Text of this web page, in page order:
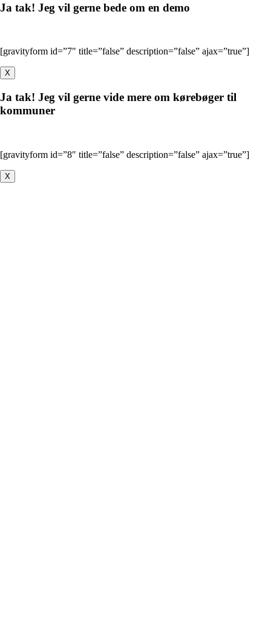
Ja tak! Jeg vil gerne bede om en demo
[gravityform id=”7″ title=”false” description=”false” ajax=”true”]
X
Ja tak! Jeg vil gerne vide mere om kørebøger til
kommuner
[gravityform id=”8″ title=”false” description=”false” ajax=”true”]
X